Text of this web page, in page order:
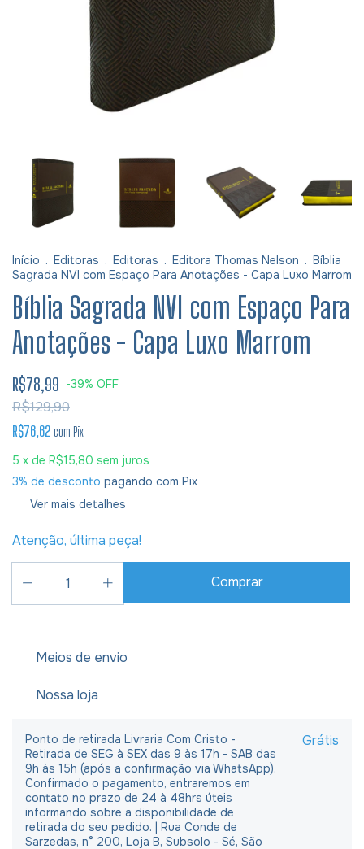
Início . Editoras . Editoras . Editora Thomas Nelson . Bíblia
Sagrada NVI com Espaço Para Anotações - Capa Luxo Marrom
Bíblia Sagrada NVI com Espaço Para
Anotações - Capa Luxo Marrom
R$78,99 -39% OFF
R$129,90
R$76,62 com Pix
5 x de R$15,80 sem juros
3% de desconto pagando com Pix
Ver mais detalhes
Atenção, última peça!
Meios de envio
Nossa loja
Ponto de retirada Livraria Com Cristo -
Retirada de SEG à SEX das 9 às 17h - SAB das
9h às 15h (após a confirmação via WhatsApp).
Confirmado o pagamento, entraremos em
contato no prazo de 24 à 48hrs úteis
informando sobre a disponibilidade de
retirada do seu pedido. | Rua Conde de
Sarzedas, n° 200, Loja B, Subsolo - Sé, São
Grátis